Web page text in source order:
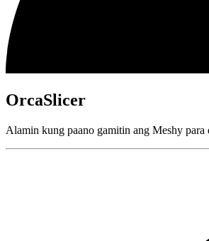
OrcaSlicer
Alamin kung paano gamitin ang Meshy